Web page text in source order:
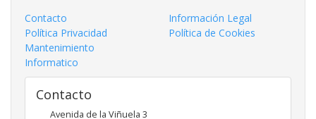
Contacto
Información Legal
Política Privacidad
Política de Cookies
Mantenimiento
Informatico
Contacto
Avenida de la Viñuela 3